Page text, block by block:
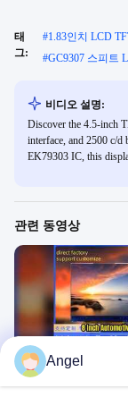
태
그:
#1.83인치 LCD
#GC9307 스피트
비디오 설명:
Discover the 4.5-inch
interface, and 2500 c/d
EK79303 IC, this
관련 동영상
자동차 모니터용 8인치
플레이
Angel